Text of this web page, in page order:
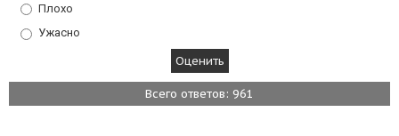
Плохо
Ужасно
Всего ответов: 961